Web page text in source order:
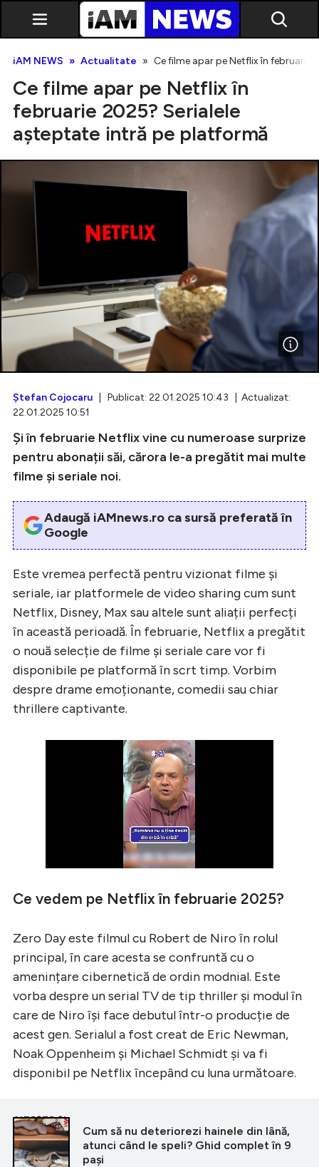
Creează cont
iAM NEWS Actualitate Ce filme apar pe Netflix în
Ce filme apar pe Netflix în
februarie 2025? Serialele
așteptate intră pe platformă
Ştefan Cojocaru | Publicat: 22.01.2025 10:43 | Actualizat:
22.01.2025 10:51
Și în februarie Netflix vine cu numeroase surprize
pentru abonații săi, cărora le-a pregătit mai multe
filme și seriale noi.
Adaugă iAMnews.ro ca sursă preferată în
Google
Este vremea perfectă pentru vizionat filme și
seriale, iar platformele de video sharing cum sunt
Netflix, Disney, Max sau altele sunt aliații perfecți
în această perioadă. În februarie, Netflix a pregătit
o nouă selecție de filme și seriale care vor fi
disponibile pe platformă în scrt timp. Vorbim
despre drame emoționante, comedii sau chiar
thrillere captivante.
Ce vedem pe Netflix în februarie 2025?
Zero Day este filmul cu Robert de Niro în rolul
principal, în care acesta se confruntă cu o
amenințare cibernetică de ordin modnial. Este
vorba despre un serial TV de tip thriller și modul în
care de Niro își face debutul într-o producție de
acest gen. Serialul a fost creat de Eric Newman,
Noak Oppenheim și Michael Schmidt și va fi
disponibil pe Netflix începând cu luna următoare.
CITEȘTE ȘI
Cum să nu deteriorezi hainele din lână,
atunci când le speli? Ghid complet în 9
pași